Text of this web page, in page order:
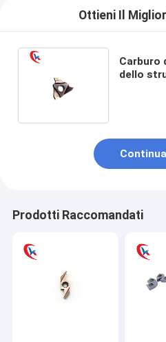
Ottieni Il
Carburo
dello
Continua
Prodotti Raccomandati